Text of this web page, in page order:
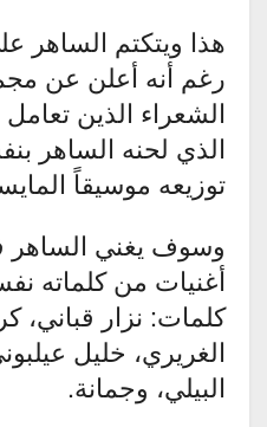
هذا ويتكتم الساهر
رغم أنه أعلن عن
الشعراء الذين
الذي لحنه الساهر
توزيعه موسيقاً
وسوف يغني الساهر
أغنيات من كلماته
كلمات: نزار قباني،
الغريري، خليل
البيلي، وجمانة.